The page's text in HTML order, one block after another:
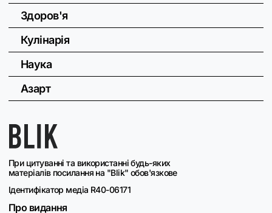
При цитуванні та використанні будь-яких
матеріалів посилання на "Blik" обов'язкове
Ідентифікатор медіа R40-06171
Про видання
Здоров'я
Кулінарія
Наука
Азарт